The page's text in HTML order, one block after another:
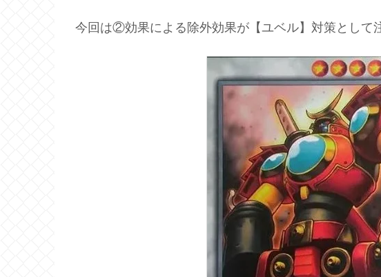
今回は②効果による除外効果が【ユベル】対策として